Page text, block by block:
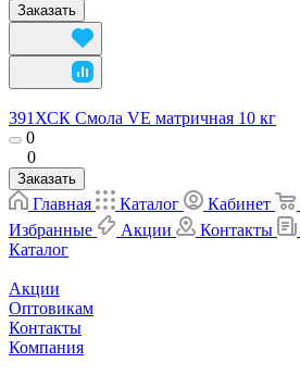
Заказать
391ХСК Смола VE матричная 10 кг
0
0
Заказать
Главная Каталог Кабинет
Избранные
Акции Контакты
Каталог
Акции
Оптовикам
Контакты
Компания